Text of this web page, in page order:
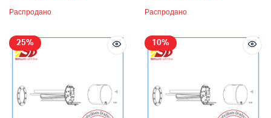
Распродано Распродано
25% 10%